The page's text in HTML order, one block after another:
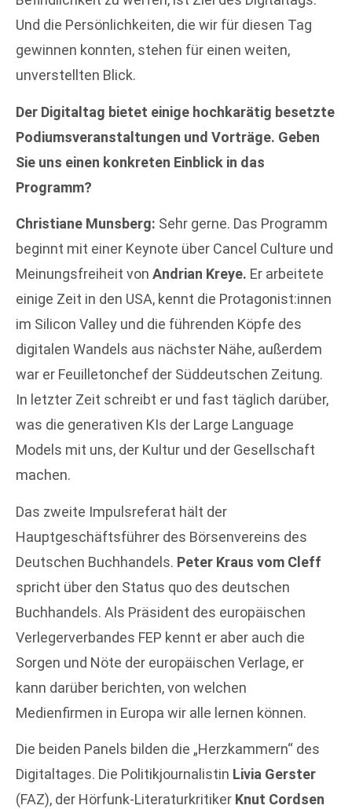
Und die Persönlichkeiten, die wir für diesen Tag
gewinnen konnten, stehen für einen weiten,
unverstellten Blick.
Der Digitaltag bietet einige hochkarätig besetzte
Podiumsveranstaltungen und Vorträge. Geben
Sie uns einen konkreten Einblick in das
Programm?
Christiane Munsberg: Sehr gerne. Das Programm
beginnt mit einer Keynote über Cancel Culture und
Meinungsfreiheit von Andrian Kreye. Er arbeitete
einige Zeit in den USA, kennt die Protagonist:innen
im Silicon Valley und die führenden Köpfe des
digitalen Wandels aus nächster Nähe, außerdem
war er Feuilletonchef der Süddeutschen Zeitung.
In letzter Zeit schreibt er und fast täglich darüber,
was die generativen KIs der Large Language
Models mit uns, der Kultur und der Gesellschaft
machen.
Das zweite Impulsreferat hält der
Hauptgeschäftsführer des Börsenvereins des
Deutschen Buchhandels. Peter Kraus vom Cleff
spricht über den Status quo des deutschen
Buchhandels. Als Präsident des europäischen
Verlegerverbandes FEP kennt er aber auch die
Sorgen und Nöte der europäischen Verlage, er
kann darüber berichten, von welchen
Medienfirmen in Europa wir alle lernen können.
Die beiden Panels bilden die „Herzkammern“ des
Digitaltages. Die Politikjournalistin Livia Gerster
(FAZ), der Hörfunk-Literaturkritiker Knut Cordsen